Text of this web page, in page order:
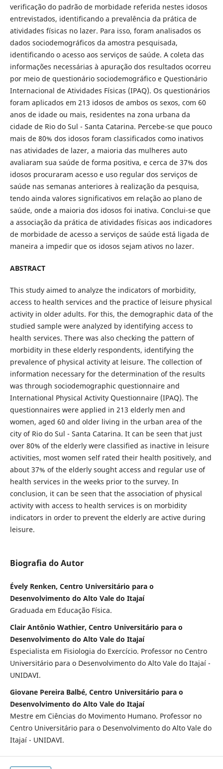
verificação do padrão de morbidade referida nestes idosos
entrevistados, identificando a prevalência da prática de
atividades físicas no lazer. Para isso, foram analisados os
dados sociodemográficos da amostra pesquisada,
identificando o acesso aos serviços de saúde. A coleta das
informações necessárias à apuração dos resultados ocorreu
por meio de questionário sociodemográfico e Questionário
Internacional de Atividades Físicas (IPAQ). Os questionários
foram aplicados em 213 idosos de ambos os sexos, com 60
anos de idade ou mais, residentes na zona urbana da
cidade de Rio do Sul - Santa Catarina. Percebe-se que pouco
mais de 80% dos idosos foram classificados como inativos
nas atividades de lazer, a maioria das mulheres auto
avaliaram sua saúde de forma positiva, e cerca de 37% dos
idosos procuraram acesso e uso regular dos serviços de
saúde nas semanas anteriores à realização da pesquisa,
tendo ainda valores significativos em relação ao plano de
saúde, onde a maioria dos idosos foi inativa. Conclui-se que
a associação da prática de atividades físicas aos indicadores
de morbidade de acesso a serviços de saúde está ligada de
maneira a impedir que os idosos sejam ativos no lazer.
ABSTRACT
This study aimed to analyze the indicators of morbidity,
access to health services and the practice of leisure physical
activity in older adults. For this, the demographic data of the
studied sample were analyzed by identifying access to
health services. There was also checking the pattern of
morbidity in these elderly respondents, identifying the
prevalence of physical activity at leisure. The collection of
information necessary for the determination of the results
was through sociodemographic questionnaire and
International Physical Activity Questionnaire (IPAQ). The
questionnaires were applied in 213 elderly men and
women, aged 60 and older living in the urban area of the
city of Rio do Sul - Santa Catarina. It can be seen that just
over 80% of the elderly were classified as inactive in leisure
activities, most women self rated their health positively, and
about 37% of the elderly sought access and regular use of
health services in the weeks prior to the survey. In
conclusion, it can be seen that the association of physical
activity with access to health services is on morbidity
indicators in order to prevent the elderly are active during
leisure.
Biografia do Autor
Évely Renken, Centro Universitário para o
Desenvolvimento do Alto Vale do Itajaí
Graduada em Educação Física.
Clair Antônio Wathier, Centro Universitário para o
Desenvolvimento do Alto Vale do Itajaí
Especialista em Fisiologia do Exercício. Professor no Centro
Universitário para o Desenvolvimento do Alto Vale do Itajaí -
UNIDAVI.
Giovane Pereira Balbé, Centro Universitário para o
Desenvolvimento do Alto Vale do Itajaí
Mestre em Ciências do Movimento Humano. Professor no
Centro Universitário para o Desenvolvimento do Alto Vale do
Itajaí - UNIDAVI.